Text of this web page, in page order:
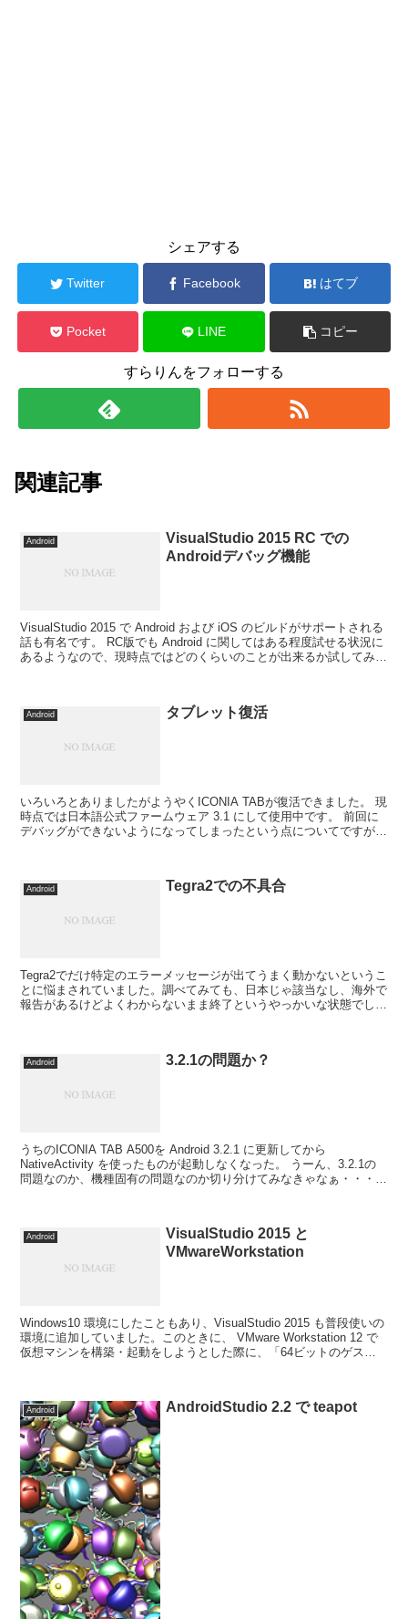
シェアする
Twitter Facebook はてブ
Pocket LINE コピー
すらりんをフォローする
関連記事
Android
VisualStudio 2015 RC での
Androidデバッグ機能
VisualStudio 2015 で Android および iOS のビルドがサポートされる
話も有名です。 RC版でも Android に関してはある程度試せる状況に
あるようなので、現時点ではどのくらいのことが出来るか試してみよ
Android タブレット復活
いろいろとありましたがようやくICONIA TABが復活できました。 現
時点では日本語公式ファームウェア 3.1 にして使用中です。 前回に
デバッグができないようになってしまったという点についてですが、
Android Tegra2での不具合
Tegra2でだけ特定のエラーメッセージが出てうまく動かないというこ
とに悩まされていました。調べてみても、日本じゃ該当なし、海外で
報告があるけどよくわからないまま終了というやっかいな状態でし
Android 3.2.1の問題か？
うちのICONIA TAB A500を Android 3.2.1 に更新してから
NativeActivity を使ったものが起動しなくなった。 うーん、3.2.1の
問題なのか、機種固有の問題なのか切り分けてみなきゃなぁ・・・。
Android
VisualStudio 2015 と
VMwareWorkstation
Windows10 環境にしたこともあり、VisualStudio 2015 も普段使いの
環境に追加していました。このときに、 VMware Workstation 12 で
仮想マシンを構築・起動をしようとした際に、「64ビットのゲスト
Android AndroidStudio 2.2 で teapot